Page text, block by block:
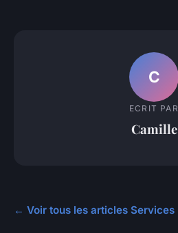
C
ECRIT PAR
Camille
← Voir tous les articles Services